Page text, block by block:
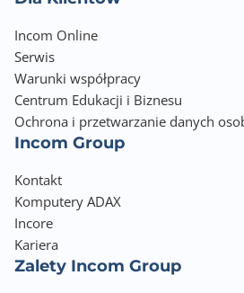
Incom Online
Serwis
Warunki współpracy
Centrum Edukacji i Biznesu
Ochrona i przetwarzanie danych
Incom Group
Kontakt
Komputery ADAX
Incore
Kariera
Zalety Incom Group